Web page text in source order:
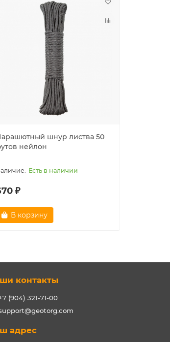
шнур листва 50
нейлон
Есть в наличии
₽
В корзину
контакты
(904) 321-71-00
адрес